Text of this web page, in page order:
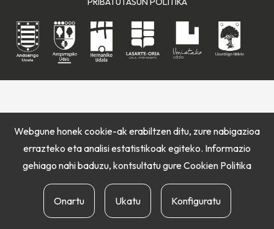
Webgune honek cookie-ak erabiltzen ditu, zure nabigazioa
errazteko eta analisi estatistikoak egiteko. Informazio
gehiago nahi baduzu, kontsultatu gure Cookien Politika
Onartu Ukatu Konfiguratu